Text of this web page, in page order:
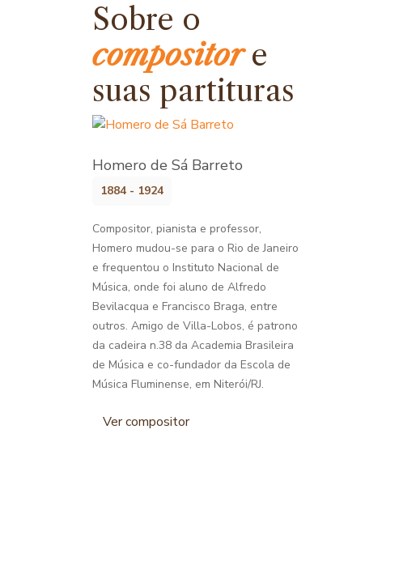
Sobre o
compositore
suas partituras
Homero de Sá Barreto
1884 - 1924
Compositor, pianista e professor,
Homero mudou-se para o Rio de Janeiro
e frequentou o Instituto Nacional de
Música, onde foi aluno de Alfredo
Bevilacqua e Francisco Braga, entre
outros. Amigo de Villa-Lobos, é patrono
da cadeira n.38 da Academia Brasileira
de Música e co-fundador da Escola de
Música Fluminense, em Niterói/RJ.
Ver compositor